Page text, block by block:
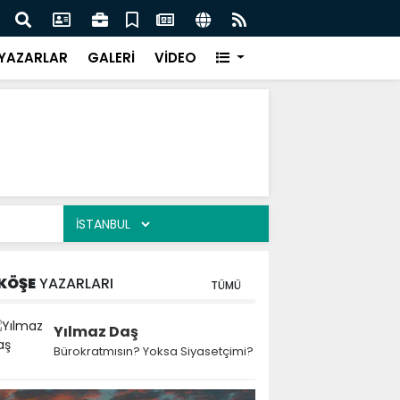
Harun Bayram ile Ağrı'da Obezite Cerrahisi Dönemi
GALERİ VİDEO
YAZARLARI TÜMÜ
Yılmaz Daş
Bürokratmısın? Yoksa Siyasetçimi?